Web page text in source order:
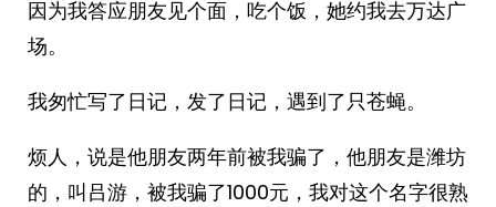
因为我答应朋友见个面，吃个饭，她约我去万达广
场。
我匆忙写了日记，发了日记，遇到了只苍蝇。
烦人，说是他朋友两年前被我骗了，他朋友是潍坊
的，叫吕游，被我骗了1000元，我对这个名字很熟